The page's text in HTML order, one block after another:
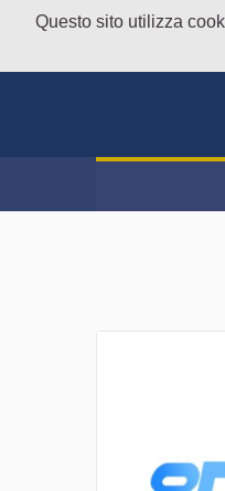
Questo sito utilizza